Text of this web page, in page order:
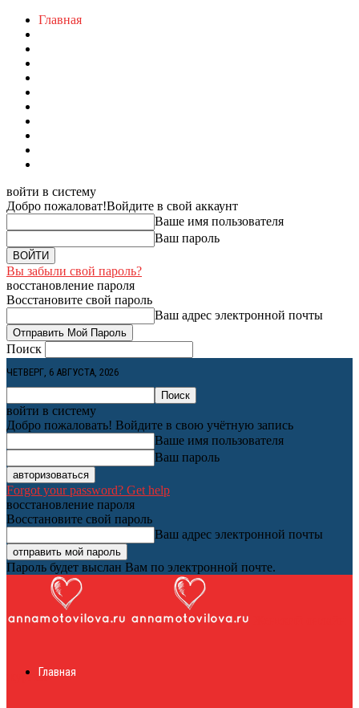
Главная
войти в систему
Добро пожаловат!Войдите в свой аккаунт
Ваше имя пользователя
Ваш пароль
Вы забыли свой пароль?
восстановление пароля
Восстановите свой пароль
Ваш адрес электронной почты
Поиск
ЧЕТВЕРГ, 6 АВГУСТА, 2026
войти в систему
Добро пожаловать! Войдите в свою учётную запись
Ваше имя пользователя
Ваш пароль
Forgot your password? Get help
восстановление пароля
Восстановите свой пароль
Ваш адрес электронной почты
Пароль будет выслан Вам по электронной почте.
журналГлавная